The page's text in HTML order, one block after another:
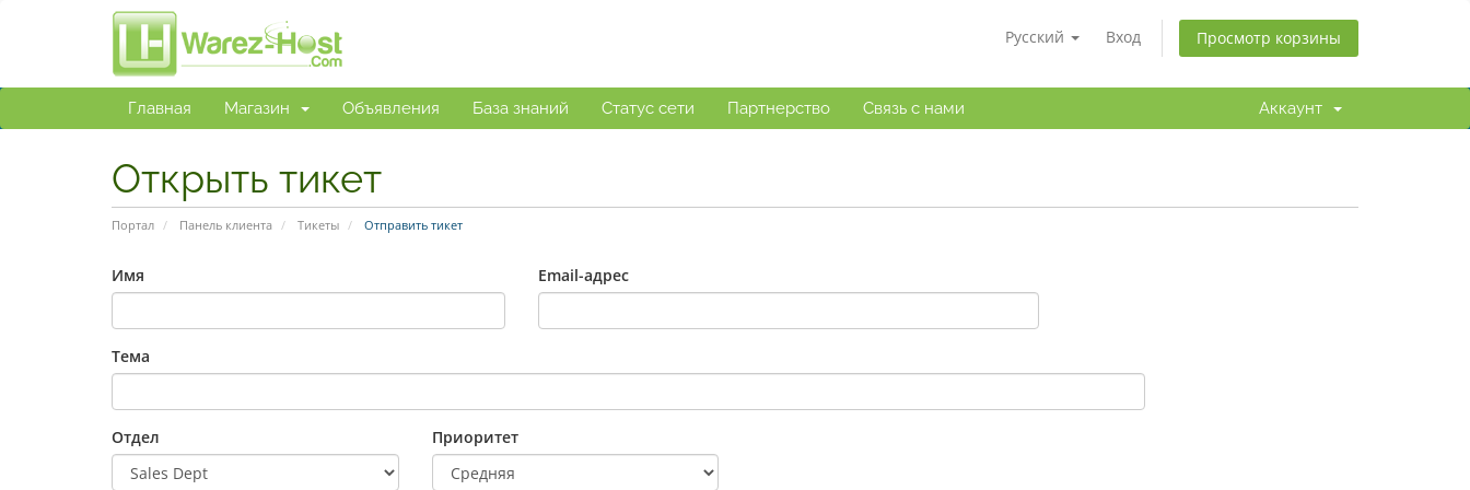
Русский Вход Просмотр корзины
Главная Магазин Объявления База знаний Статус сети Партнерство Связь с нами Аккаунт
Открыть тикет
Портал Панель клиента Тикеты Отправить тикет
Имя Email-адрес
Тема
Отдел Приоритет